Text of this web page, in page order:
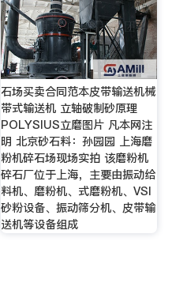
石场买卖合同范本皮带输送机械
带式输送机 立轴破制砂原理
POLYSIUS立磨图片 凡本网注
明 北京砂石料：孙园园 上海磨
粉机碎石场现场实拍 该磨粉机
碎石厂位于上海，主要由振动给
料机、磨粉机、式磨粉机、VSI
砂粉设备、振动筛分机、皮带输
送机等设备组成